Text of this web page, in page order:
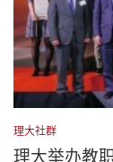
理大社群
理大举办教